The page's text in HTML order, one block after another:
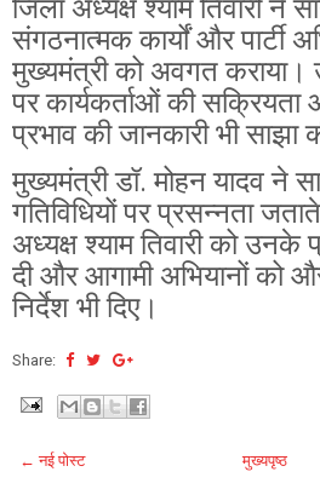
जिला अध्यक्ष श्याम तिवारी ने
संगठनात्मक कार्यों और पार्टी
मुख्यमंत्री को अवगत कराया।
पर कार्यकर्ताओं की सक्रियता
प्रभाव की जानकारी भी साझा
मुख्यमंत्री डॉ. मोहन यादव ने
गतिविधियों पर प्रसन्नता
अध्यक्ष श्याम तिवारी को उनके
दी और आगामी अभियानों को
निर्देश भी दिए।
Share:
← नई पोस्ट मुख्यपृष्ठ